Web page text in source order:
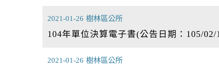
2021-01-26 樹林區公所
104年單位決算電子書(公告日期：105/02/
2021-01-26 樹林區公所